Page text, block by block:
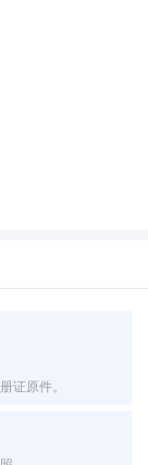
证原件。